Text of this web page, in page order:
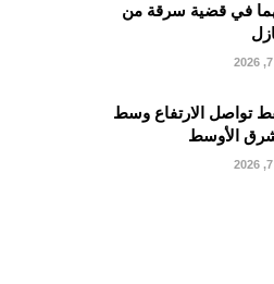
في قضية سرقة من
تواصل الارتفاع وسط
الأوسط